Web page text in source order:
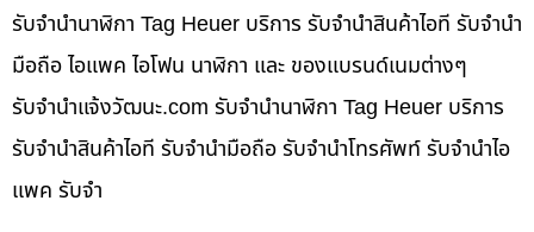
รับจำนำนาฬิกา Tag Heuer บริการ รับจำนำสินค้าไอที รับจำนำ
มือถือ ไอแพค ไอโฟน นาฬิกา และ ของแบรนด์เนมต่างๆ
รับจํานําแจ้งวัฒนะ.com รับจำนำนาฬิกา Tag Heuer บริการ
รับจำนำสินค้าไอที รับจำนำมือถือ รับจำนำโทรศัพท์ รับจำนำไอ
แพค รับจำ